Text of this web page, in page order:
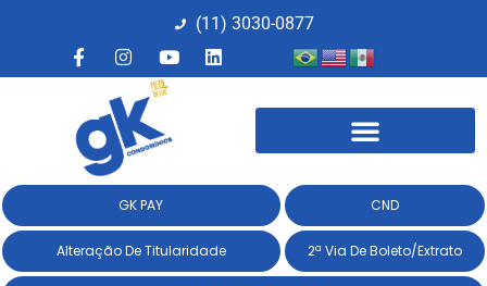
(11) 3030-0877​
GK PAY CND
Alteração De Titularidade 2ª Via De Boleto/Extrato